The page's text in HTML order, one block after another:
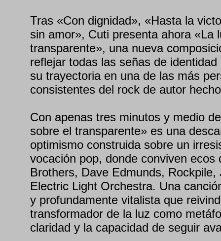
Tras «Con dignidad», «Hasta la
sin amor», Cuti presenta ahora «La
transparente», una nueva
reflejar todas las señas de
su trayectoria en una de las más
consistentes del rock de autor
Con apenas tres minutos y medio
sobre el transparente» es una
optimismo construida sobre un
vocación pop, donde conviven ecos
Brothers, Dave Edmunds, Rockpile,
Electric Light Orchestra. Una
y profundamente vitalista que
transformador de la luz como
claridad y la capacidad de seguir